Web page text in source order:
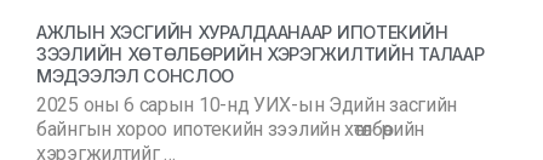
АЖЛЫН ХЭСГИЙН ХУРАЛДААНААР ИПОТЕКИЙН
ЗЭЭЛИЙН ХӨТӨЛБӨРИЙН ХЭРЭГЖИЛТИЙН ТАЛААР
МЭДЭЭЛЭЛ СОНСЛОО
2025 оны 6 сарын 10-нд УИХ-ын Эдийн засгийн
байнгын хороо ипотекийн зээлийн хөтөлбөрийн
хэрэгжилтийг …